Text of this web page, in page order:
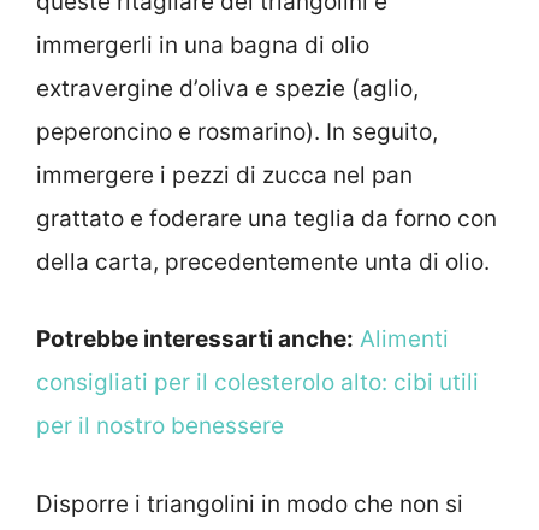
immergerli in una bagna di olio
extravergine d’oliva e spezie (aglio,
peperoncino e rosmarino). In seguito,
immergere i pezzi di zucca nel pan
grattato e foderare una teglia da forno con
della carta, precedentemente unta di olio.
Potrebbe interessarti anche: Alimenti
consigliati per il colesterolo alto: cibi utili
per il nostro benessere
Disporre i triangolini in modo che non si